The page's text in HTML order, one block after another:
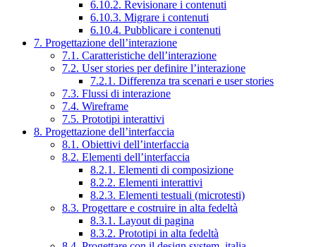
6.10.2. Revisionare i contenuti
6.10.3. Migrare i contenuti
6.10.4. Pubblicare i contenuti
7. Progettazione dell’interazione
7.1. Caratteristiche dell’interazione
7.2. User stories per definire l’interazione
7.2.1. Differenza tra scenari e user stories
7.3. Flussi di interazione
7.4. Wireframe
7.5. Prototipi interattivi
8. Progettazione dell’interfaccia
8.1. Obiettivi dell’interfaccia
8.2. Elementi dell’interfaccia
8.2.1. Elementi di composizione
8.2.2. Elementi interattivi
8.2.3. Elementi testuali (microtesti)
8.3. Progettare e costruire in alta fedeltà
8.3.1. Layout di pagina
8.3.2. Prototipi in alta fedeltà